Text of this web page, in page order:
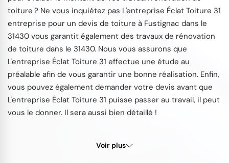
toiture ? Ne vous inquiétez pas L'entreprise Éclat Toiture 31
entreprise pour un devis de toiture à Fustignac dans le
31430 vous garantit également des travaux de rénovation
de toiture dans le 31430. Nous vous assurons que
L'entreprise Éclat Toiture 31 effectue une étude au
préalable afin de vous garantir une bonne réalisation. Enfin,
vous pouvez également demander votre devis avant que
L'entreprise Éclat Toiture 31 puisse passer au travail, il peut
vous le donner. Il sera aussi bien détaillé !
Voir plus